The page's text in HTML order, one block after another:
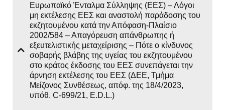
Ευρωπαϊκό Ένταλμα Σύλληψης (ΕΕΣ) – Λόγοι
μη εκτέλεσης ΕΕΣ και αναστολή παράδοσης του
εκζητουμένου κατά την Απόφαση-Πλαίσιο
2002/584 – Απαγόρευση απάνθρωπης ή
εξευτελιστικής μεταχείρισης – Πότε ο κίνδυνος
σοβαρής βλάβης της υγείας του εκζητουμένου
στο κράτος έκδοσης του ΕΕΣ συνεπάγεται την
άρνηση εκτέλεσης του ΕΕΣ (ΔΕΕ, Τμήμα
Μείζονος Συνθέσεως, απόφ. της 18/4/2023,
υπόθ. C‑699/21, E.D.L.)